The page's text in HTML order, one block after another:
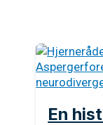
En